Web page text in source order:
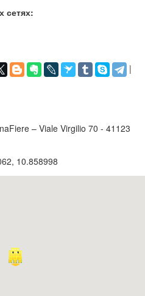
сетях:
|
– Viale Virgilio 70 - 41123
, 10.858998